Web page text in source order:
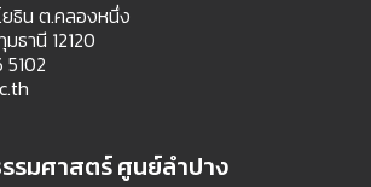
ธิน ต.คลองหนึ่ง
ธานี 12120
รมศาสตร์ ศูนย์ลำปาง